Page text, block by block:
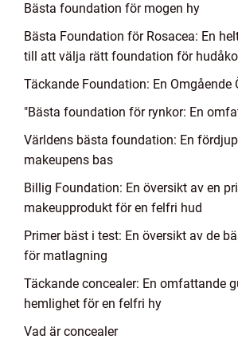
Bästa foundation för mogen hy
Bästa Foundation för Rosacea: En
till att välja rätt foundation för
Täckande Foundation: En Omgående
"Bästa foundation för rynkor: En
Världens bästa foundation: En
makeupens bas
Billig Foundation: En översikt av en
makeupprodukt för en felfri hud
Primer bäst i test: En översikt av de
för matlagning
Täckande concealer: En omfattande
hemlighet för en felfri hy
Vad är concealer